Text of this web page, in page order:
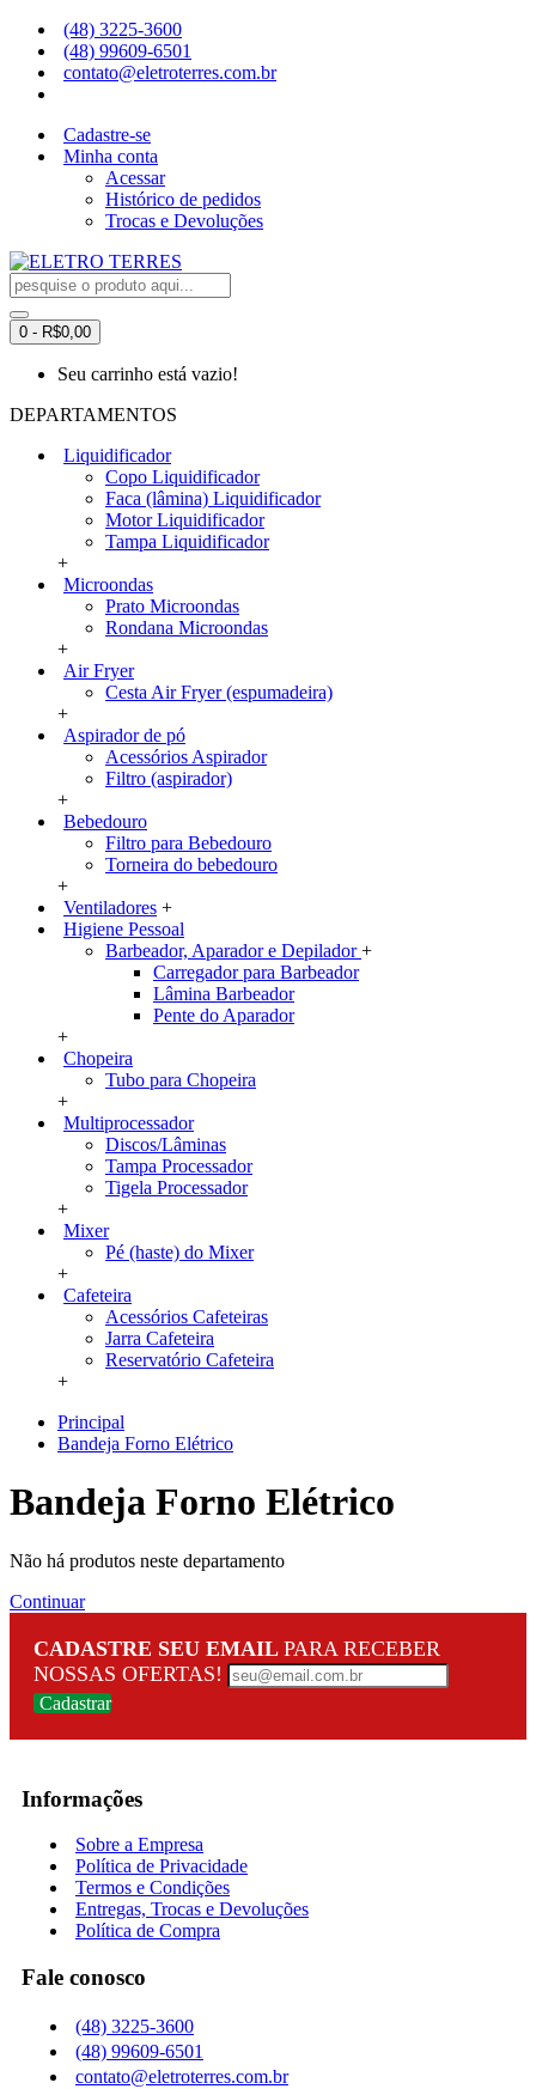
(48) 3225-3600
(48) 99609-6501
contato@eletroterres.com.br
Cadastre-se
Minha conta
Acessar
Histórico de pedidos
Trocas e Devoluções
0 - R$0,00
Seu carrinho está vazio!
DEPARTAMENTOS
Liquidificador
Copo Liquidificador
Faca (lâmina) Liquidificador
Motor Liquidificador
Tampa Liquidificador
+
Microondas
Prato Microondas
Rondana Microondas
+
Air Fryer
Cesta Air Fryer (espumadeira)
+
Aspirador de pó
Acessórios Aspirador
Filtro (aspirador)
+
Bebedouro
Filtro para Bebedouro
Torneira do bebedouro
+
Ventiladores +
Higiene Pessoal
Barbeador, Aparador e Depilador+
Carregador para Barbeador
Lâmina Barbeador
Pente do Aparador
+
Chopeira
Tubo para Chopeira
+
Multiprocessador
Discos/Lâminas
Tampa Processador
Tigela Processador
+
Mixer
Pé (haste) do Mixer
+
Cafeteira
Acessórios Cafeteiras
Jarra Cafeteira
Reservatório Cafeteira
+
Principal
Bandeja Forno Elétrico
Bandeja Forno Elétrico
Não há produtos neste departamento
Continuar
CADASTRE SEU EMAIL PARA RECEBER
NOSSAS OFERTAS!
Cadastrar
Informações
Sobre a Empresa
Política de Privacidade
Termos e Condições
Entregas, Trocas e Devoluções
Política de Compra
Fale conosco
(48) 3225-3600
(48) 99609-6501
contato@eletroterres.com.br